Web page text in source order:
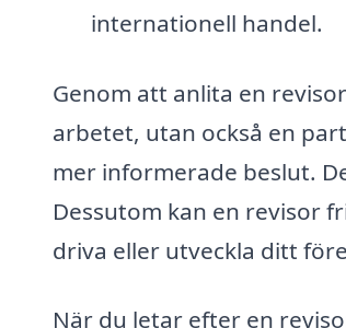
internationell handel.
Genom att anlita en
arbetet, utan också en
mer informerade beslut.
Dessutom kan en revisor
driva eller utveckla ditt
När du letar efter en